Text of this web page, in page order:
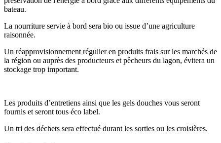
bateau.
La nourriture servie à bord sera bio ou issue d’une agriculture
raisonnée.
Un réapprovisionnement régulier en produits frais sur les marchés de
la région ou auprès des producteurs et pêcheurs du lagon, évitera un
stockage trop important.
Les produits d’entretiens ainsi que les gels douches vous seront
fournis et seront tous éco label.
Un tri des déchets sera effectué durant les sorties ou les croisières.